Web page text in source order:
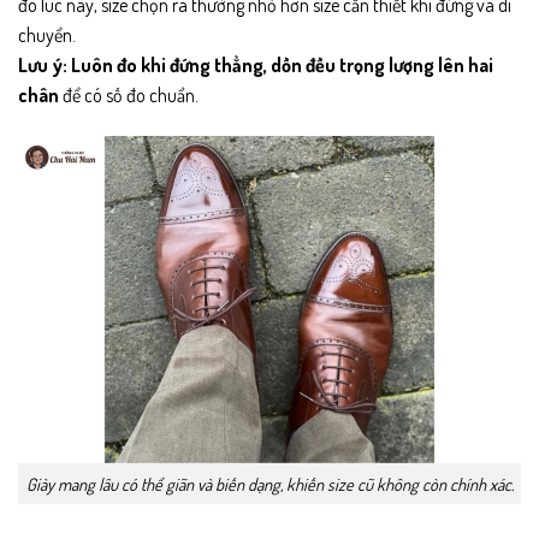
đo lúc này, size chọn ra thường nhỏ hơn size cần thiết khi đứng và di
chuyển.
Lưu ý: Luôn đo khi đứng thẳng, dồn đều trọng lượng lên hai
chân để có số đo chuẩn.
Giày mang lâu có thể giãn và biến dạng, khiến size cũ không còn chính xác.